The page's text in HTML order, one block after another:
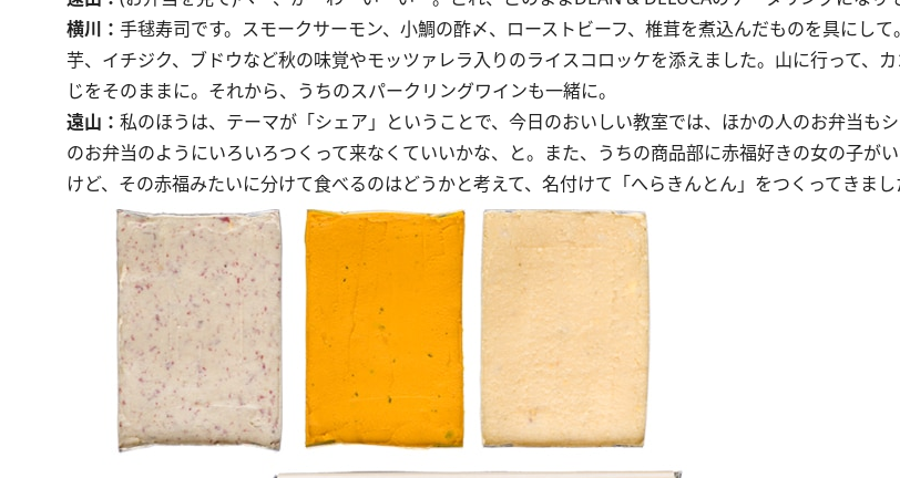
横川： 手毬寿司です。スモークサーモン、小鯛の酢〆、ローストビーフ、椎茸を煮込んだものを具にし
芋、イチジク、ブドウなど秋の味覚やモッツァレラ入りのライスコロッケを添えました。山に行って、
じをそのままに。それから、うちのスパークリングワインも一緒に。
遠山： 私のほうは、テーマが「シェア」ということで、今日のおいしい教室では、ほかの人のお弁当も
のお弁当のようにいろいろつくって来なくていいかな、と。また、うちの商品部に赤福好きの女の子が
けど、その赤福みたいに分けて食べるのはどうかと考えて、名付けて「へらきんとん」をつくってきまし